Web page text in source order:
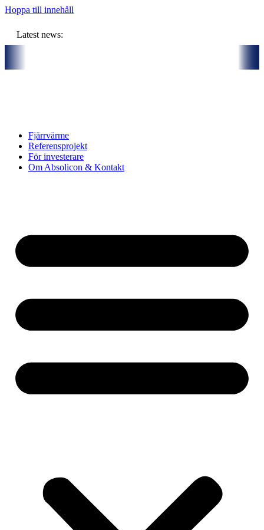
Hoppa till innehåll
Latest news:
Fjärrvärme
Referensprojekt
För investerare
Om Absolicon & Kontakt